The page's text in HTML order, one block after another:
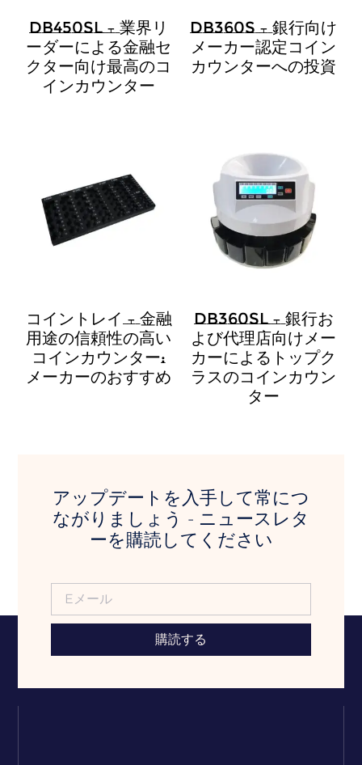
DB450SL – 業界リ
ーダーによる金融セ
クター向け最高のコ
インカウンター
DB360S – 銀行向け
メーカー認定コイン
カウンターへの投資
コイントレイ – 金融
用途の信頼性の高い
コインカウンター:
メーカーのおすすめ
DB360SL – 銀行お
よび代理店向けメー
カーによるトップク
ラスのコインカウン
ター
アップデートを入手して常につ
ながりましょう - ニュースレタ
ーを購読してください
購読する